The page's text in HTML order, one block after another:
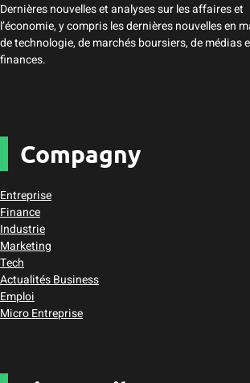
Dernières nouvelles et analyses sur les affaires et
l’économie, y compris les dernières nouvelles en
de technologie, de marchés boursiers, de médias
finances.
Compagny
Entreprise
Finance
Industrie
Marketing
Tech
Actualités Business
Emploi
Micro Entreprise